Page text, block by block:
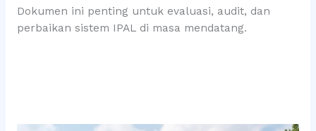
Dokumen ini penting untuk evaluasi, audit, dan
perbaikan sistem IPAL di masa mendatang.